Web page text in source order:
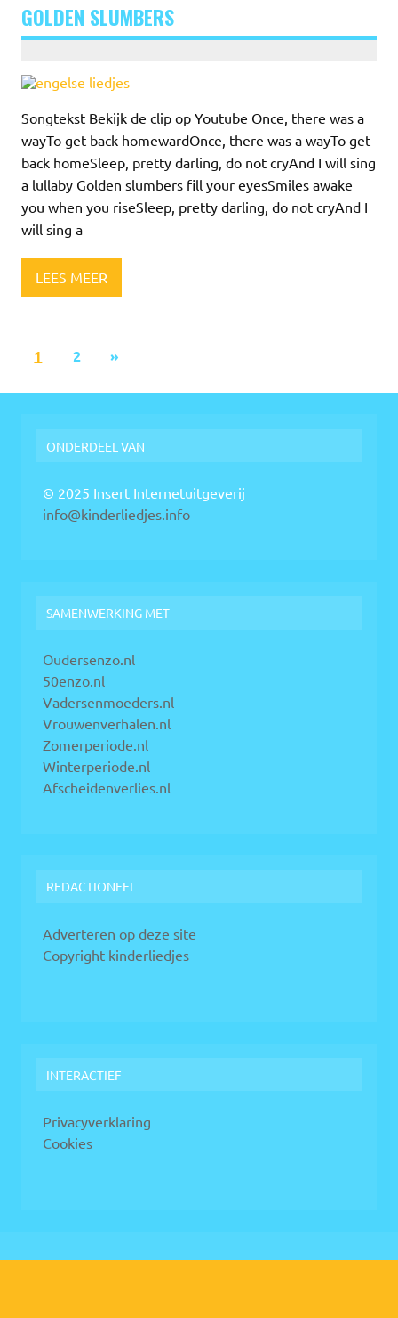
GOLDEN SLUMBERS
Songtekst Bekijk de clip op Youtube Once, there was a
wayTo get back homewardOnce, there was a wayTo get
back homeSleep, pretty darling, do not cryAnd I will sing
a lullaby Golden slumbers fill your eyesSmiles awake
you when you riseSleep, pretty darling, do not cryAnd I
will sing a
LEES MEER
1 2 »
ONDERDEEL VAN
© 2025 Insert Internetuitgeverij
info@kinderliedjes.info
SAMENWERKING MET
Oudersenzo.nl
50enzo.nl
Vadersenmoeders.nl
Vrouwenverhalen.nl
Zomerperiode.nl
Winterperiode.nl
Afscheidenverlies.nl
REDACTIONEEL
Adverteren op deze site
Copyright kinderliedjes
INTERACTIEF
Privacyverklaring
Cookies